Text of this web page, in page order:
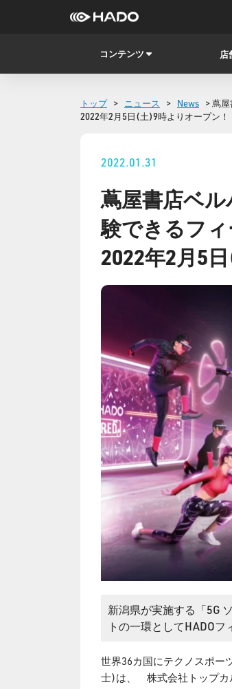
コンテンツ 店
トップ > ニュース > News > 蔦
2022年2月5日(土)9時よりオープン！
2022.01.31
蔦屋書店ベ
験できるフィ
2022年2月5
新潟県が実施する「5G
トの一環としてHADOフ
世界36カ国にテクノスポー
士)は、 株式会社トップカ